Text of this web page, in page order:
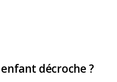
décroche ?